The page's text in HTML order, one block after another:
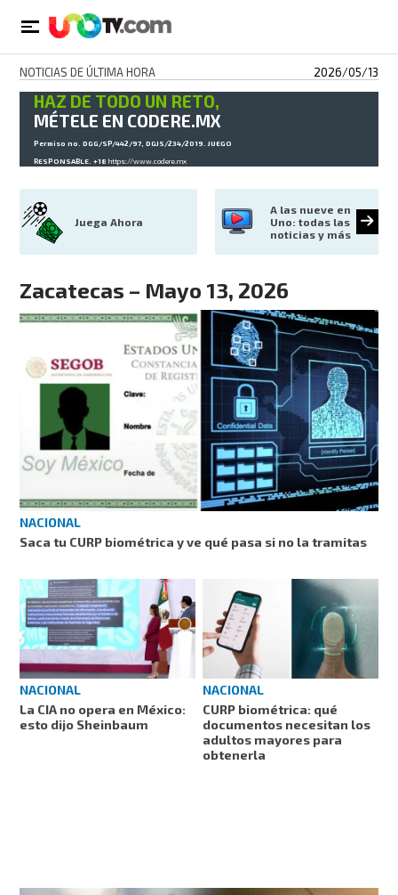
NOTICIAS DE ÚLTIMA HORA 2026/05/13
HAZ DE TODO UN RETO,
MÉTELE EN CODERE.MX
Permiso no. DGG/SP/442/97, DGJS/234/2019. JUEGO
RESPONSABLE. +18https://www.codere.mx
Juega Ahora
A las nueve en
Uno: todas las
noticias y más
Zacatecas – Mayo 13, 2026
NACIONAL
Saca tu CURP biométrica y ve qué pasa si no la tramitas
NACIONAL
La CIA no opera en México:
esto dijo Sheinbaum
NACIONAL
CURP biométrica: qué
documentos necesitan los
adultos mayores para
obtenerla